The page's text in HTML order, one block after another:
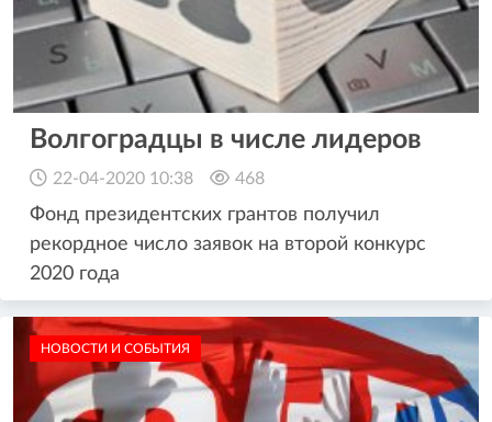
Волгоградцы в числе лидеров
22-04-2020 10:38 468
Фонд президентских грантов получил
рекордное число заявок на второй конкурс
2020 года
НОВОСТИ И СОБЫТИЯ